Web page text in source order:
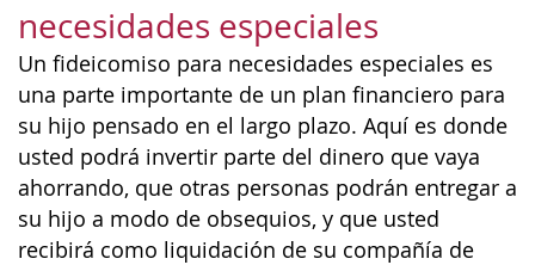
necesidades especiales
Un fideicomiso para necesidades especiales es
una parte importante de un plan financiero para
su hijo pensado en el largo plazo. Aquí es donde
usted podrá invertir parte del dinero que vaya
ahorrando, que otras personas podrán entregar a
su hijo a modo de obsequios, y que usted
recibirá como liquidación de su compañía de